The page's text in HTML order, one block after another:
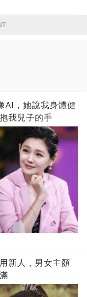
AI，她說我身體健
我兒子的手
新人，男女主顏